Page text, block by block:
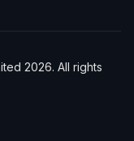
2026. All rights